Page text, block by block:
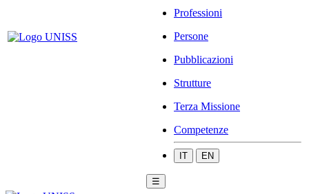
Professioni
Persone
Pubblicazioni
Strutture
Terza Missione
Competenze
IT EN
☰